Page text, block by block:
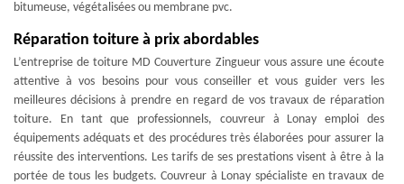
bitumeuse, végétalisées ou membrane pvc.
Réparation toiture à prix abordables
L’entreprise de toiture MD Couverture Zingueur vous assure une écoute
attentive à vos besoins pour vous conseiller et vous guider vers les
meilleures décisions à prendre en regard de vos travaux de réparation
toiture. En tant que professionnels, couvreur à Lonay emploi des
équipements adéquats et des procédures très élaborées pour assurer la
réussite des interventions. Les tarifs de ses prestations visent à être à la
portée de tous les budgets. Couvreur à Lonay spécialiste en travaux de